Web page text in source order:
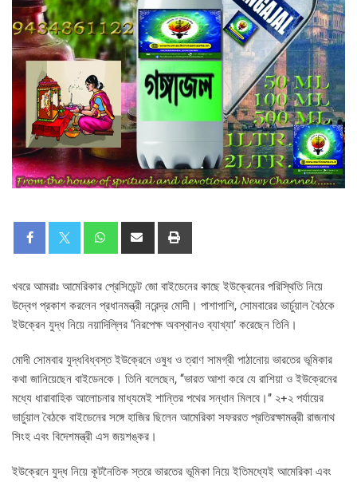
খবরে আমরাঃ আমেরিকার প্রেসিডেন্ট জো বাইডেনের কাছে ইউক্রেনের পরিস্থিতি নিয়ে
উদ্বেগ প্রকাশ করলেন প্রধানমন্ত্রী নরেন্দ্র মোদী। পাশাপাশি, সোমবারের ভার্চুয়াল বৈঠকে
ইউক্রেন যুদ্ধ নিয়ে নয়াদিল্লির ‘নিরপেক্ষ অবস্থানও ব্যাখ্যা’ করেছেন তিনি।
মোদী সোমবার যুদ্ধবিধ্বস্ত ইউক্রেনে ওষুধ ও ত্রাণ সামগ্রী পাঠানোয় ভারতের ভূমিকার
কথা জানিয়েছেন বাইডেনকে। তিনি বলেছেন, ‘‘ভারত আশা করে যে রাশিয়া ও ইউক্রেনের
মধ্যে ধারাবাহিক আলোচনার মাধ্যমেই শান্তির পথের সন্ধান মিলবে।’’ ২+২ পর্যায়ের
ভার্চুয়াল বৈঠকে বাইডেনের সঙ্গে হাজির ছিলেন আমেরিকা সফররত প্রতিরক্ষামন্ত্রী রাজনাথ
সিংহ এবং বিদেশমন্ত্রী এস জয়শঙ্কর।
ইউক্রেনে যুদ্ধ নিয়ে কূটনৈতিক স্তরে ভারতের ভূমিকা নিয়ে ইতিমধ্যেই আমেরিকা এবং